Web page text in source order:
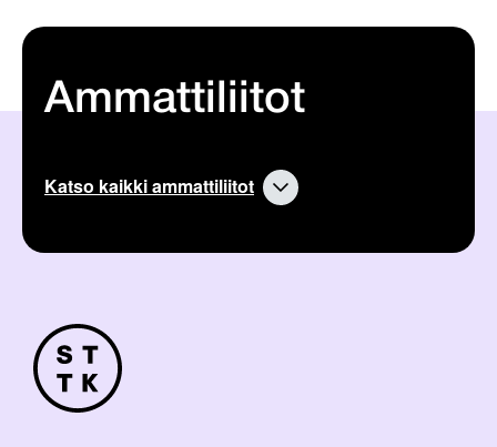
Ammattiliitot
Katso kaikki ammattiliitot